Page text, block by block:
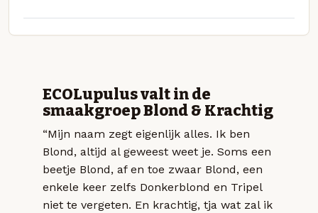
ECOLupulus valt in de
smaakgroep Blond & Krachtig
“Mijn naam zegt eigenlijk alles. Ik ben
Blond, altijd al geweest weet je. Soms een
beetje Blond, af en toe zwaar Blond, een
enkele keer zelfs Donkerblond en Tripel
niet te vergeten. En krachtig, tja wat zal ik